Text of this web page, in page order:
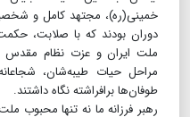
خمینی(ره)، مجتهد کامل و
دوران بودند که با صلابت،
ملت ایران و عزت نظام مقدس
مراحل حیات طیبه‌شان،
طوفان‌ها برافراشته نگاه داشتند.
رهبر فرزانه ما نه تنها محبوب